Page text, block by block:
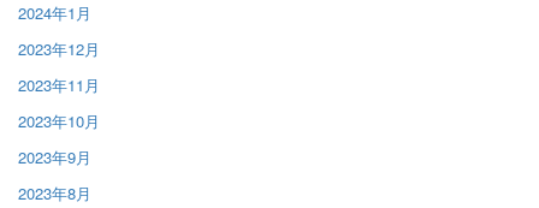
2024年1月
2023年12月
2023年11月
2023年10月
2023年9月
2023年8月